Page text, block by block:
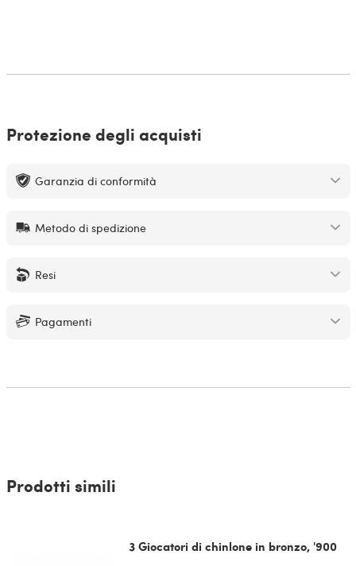
Protezione degli acquisti
Garanzia di conformità
Metodo di spedizione
Resi
Pagamenti
Prodotti simili
3 Giocatori di chinlone in bronzo, '900